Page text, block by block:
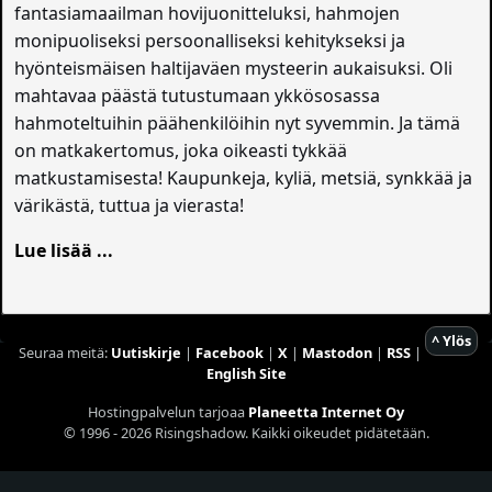
fantasiamaailman hovijuonitteluksi, hahmojen
monipuoliseksi persoonalliseksi kehitykseksi ja
hyönteismäisen haltijaväen mysteerin aukaisuksi. Oli
mahtavaa päästä tutustumaan ykkösosassa
hahmoteltuihin päähenkilöihin nyt syvemmin. Ja tämä
on matkakertomus, joka oikeasti tykkää
matkustamisesta! Kaupunkeja, kyliä, metsiä, synkkää ja
värikästä, tuttua ja vierasta!
Lue lisää ...
^ Ylös
Seuraa meitä: Uutiskirje | Facebook| X| Mastodon| RSS|
English Site
Hostingpalvelun tarjoaa Planeetta Internet Oy
© 1996 - 2026 Risingshadow. Kaikki oikeudet pidätetään.